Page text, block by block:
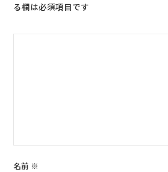
る欄は必須項目です
名前 ※